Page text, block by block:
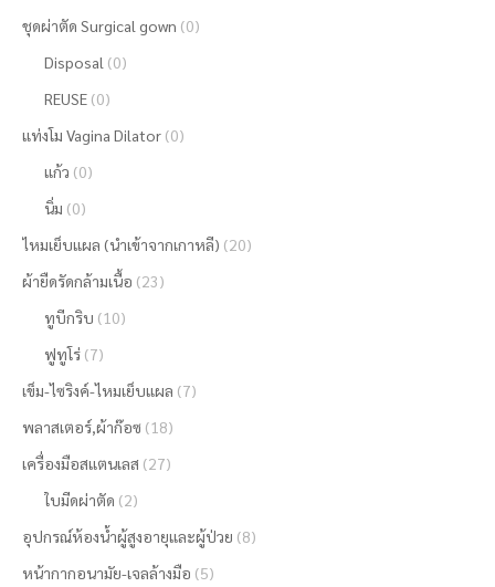
ชุดผ่าตัด Surgical gown (0)
Disposal (0)
REUSE (0)
แท่งโม Vagina Dilator (0)
แก้ว (0)
นิ่ม (0)
ไหมเย็บแผล (นำเข้าจากเกาหลี) (20)
ผ้ายืดรัดกล้ามเนื้อ (23)
ทูบีกริบ (10)
ฟูทูโร่ (7)
เข็ม-ไซริงค์-ไหมเย็บแผล (7)
พลาสเตอร์,ผ้าก๊อซ (18)
เครื่องมือสแตนเลส (27)
ใบมีดผ่าตัด (2)
อุปกรณ์ห้องน้ำผู้สูงอายุและผู้ป่วย (8)
หน้ากากอนามัย-เจลล้างมือ (5)